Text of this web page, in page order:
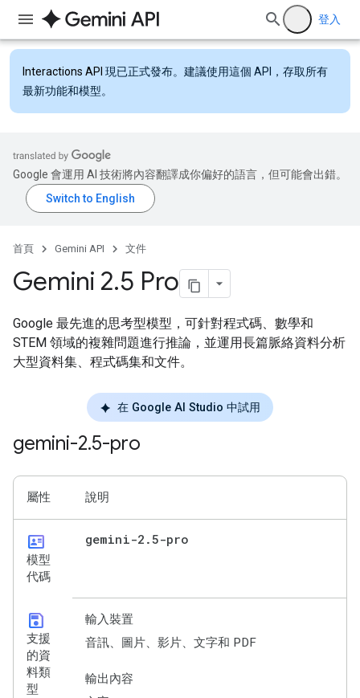
登入
Interactions API 現已正式發布。建議使用這個 API，存取所有
最新功能和模型。
Google 會運用 AI 技術將內容翻譯成你偏好的語言，但可能會出錯。
首頁 Gemini API 文件
Gemini 2.5 Pro
Google 最先進的思考型模型，可針對程式碼、數學和
STEM 領域的複雜問題進行推論，並運用長篇脈絡資料分析
大型資料集、程式碼集和文件。
在 Google AI Studio 中試用
gemini-2.5-pro
屬性 說明
id_card
模型
代碼
gemini-2 .5-pro
save
支援
的資
料類
型
輸入裝置
音訊、圖片、影片、文字和 PDF
輸出內容